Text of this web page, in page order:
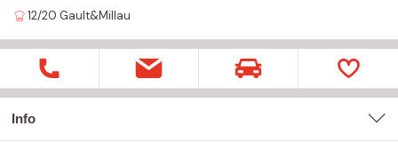
12/20 Gault&Millau
Info